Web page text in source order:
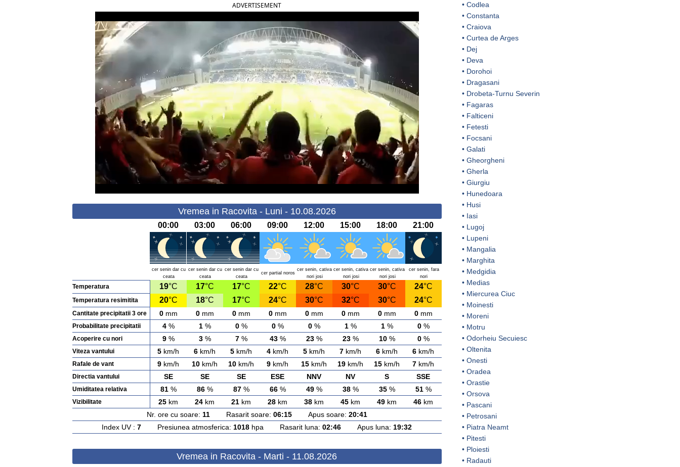
ADVERTISEMENT
Vremea in Racovita - Luni - 10.08.2026
00:00 03:00 06:00 09:00 12:00 15:00 18:00 21:00
cer senin dar cu
ceata
cer senin dar cu
ceata
cer senin dar cu
ceata
cer partial noros
cer senin, cativa
nori josi
cer senin, cativa
nori josi
cer senin, cativa
nori josi
cer senin, fara
nori
Temperatura 19°C 17°C 17°C 22°C 28°C 30°C 30°C 24°C
Temperatura resimitita 20°C 18°C 17°C 24°C 30°C 32°C 30°C 24°C
Cantitate precipitatii 3 ore 0mm 0mm 0mm 0mm 0mm 0mm 0mm 0mm
Probabilitate precipitatii 4% 1% 0% 0% 0% 1% 1% 0%
Acoperire cu nori 9% 3% 7% 43% 23% 23% 10% 0%
Viteza vantului 5 km/h 6 km/h 5 km/h 4 km/h 5 km/h 7 km/h 6 km/h 6 km/h
Rafale de vant 9 km/h 10 km/h 10 km/h 9 km/h 15 km/h 19 km/h 15 km/h 7 km/h
Directia vantului SE SE SE ESE NNV NV S SSE
Umiditatea relativa 81% 86% 87% 66% 49% 38% 35% 51%
Vizibilitate 25 km 24 km 21 km 28 km 38 km 45 km 49 km 46 km
Nr. ore cu soare: 11Rasarit soare: 06:15Apus soare: 20:41
Index UV : 7 Presiunea atmosferica: 1018 hpa Rasarit luna: 02:46 Apus luna: 19:32
Vremea in Racovita - Marti - 11.08.2026
• Codlea
• Constanta
• Craiova
• Curtea de Arges
• Dej
• Deva
• Dorohoi
• Dragasani
• Drobeta-Turnu Severin
• Fagaras
• Falticeni
• Fetesti
• Focsani
• Galati
• Gheorgheni
• Gherla
• Giurgiu
• Hunedoara
• Husi
• Iasi
• Lugoj
• Lupeni
• Mangalia
• Marghita
• Medgidia
• Medias
• Miercurea Ciuc
• Moinesti
• Moreni
• Motru
• Odorheiu Secuiesc
• Oltenita
• Onesti
• Oradea
• Orastie
• Orsova
• Pascani
• Petrosani
• Piatra Neamt
• Pitesti
• Ploiesti
• Radauti